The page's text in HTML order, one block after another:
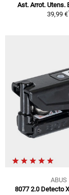
Ast. Arrot. Utens.
39,99 €
ABUS
8077 2.0 Detecto